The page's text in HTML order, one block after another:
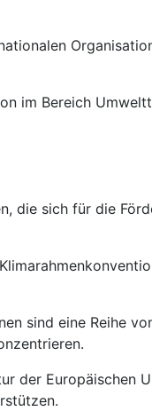
im Bereich
die sich für die
sind eine Reihe
der Europäischen